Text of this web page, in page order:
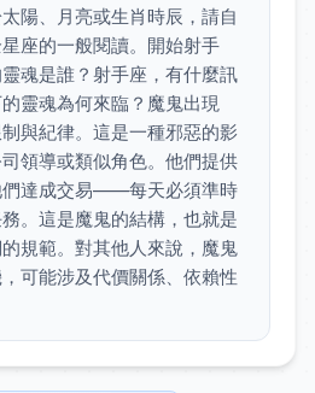
陽、月亮或生肖時辰，請自
座的一般閱讀。開始射手
魂是誰？射手座，有什麼訊
靈魂為何來臨？魔鬼出現
與紀律。這是一種邪惡的影
領導或類似角色。他們提供
們達成交易——每天必須準時
。這是魔鬼的結構，也就是
規範。對其他人來說，魔鬼
可能涉及代價關係、依賴性